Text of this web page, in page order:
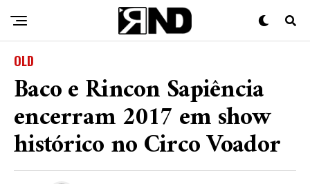
OLD
Baco e Rincon Sapiência
encerram 2017 em show
histórico no Circo Voador